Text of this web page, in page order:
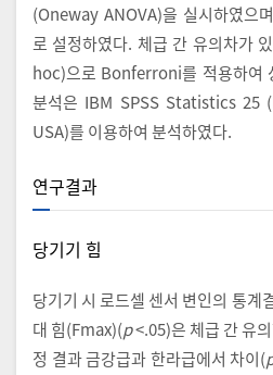
(Oneway ANOVA)을 실시하였으
로 설정하였다. 체급 간 유의차가
hoc)으로 Bonferroni를 적용하여
분석은 IBM SPSS Statistics 25
USA)를 이용하여 분석하였다.
연구결과
당기기 힘
당기기 시 로드셀 센서 변인의 통계
대 힘(Fmax)(p<.05)은 체급 간 유
정 결과 금강급과 한라급에서 차이(